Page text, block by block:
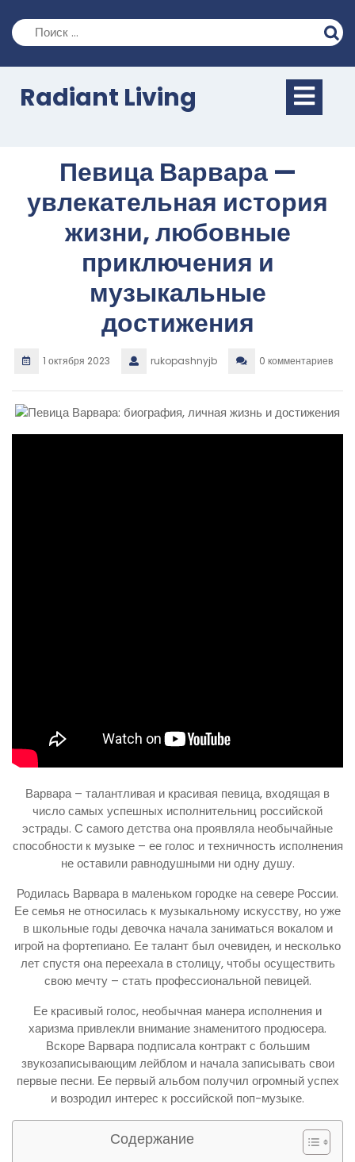
содержимому
Radiant Living
Певица Варвара —
увлекательная история
жизни, любовные
приключения и
музыкальные
достижения
1 октября 2023 rukopashnyjb 0 комментариев
Варвара – талантливая и красивая певица, входящая в
число самых успешных исполнительниц российской
эстрады. С самого детства она проявляла необычайные
способности к музыке – ее голос и техничность исполнения
не оставили равнодушными ни одну душу.
Родилась Варвара в маленьком городке на севере России.
Ее семья не относилась к музыкальному искусству, но уже
в школьные годы девочка начала заниматься вокалом и
игрой на фортепиано. Ее талант был очевиден, и несколько
лет спустя она переехала в столицу, чтобы осуществить
свою мечту – стать профессиональной певицей.
Ее красивый голос, необычная манера исполнения и
харизма привлекли внимание знаменитого продюсера.
Вскоре Варвара подписала контракт с большим
звукозаписывающим лейблом и начала записывать свои
первые песни. Ее первый альбом получил огромный успех
и возродил интерес к российской поп-музыке.
Содержание